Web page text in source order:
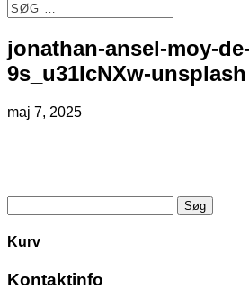
jonathan-ansel-moy-
9s_u31IcNXw-unsplash
maj 7, 2025
efter:
Kurv
Kontaktinfo